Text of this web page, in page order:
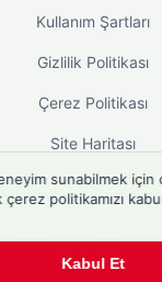
Kullanım Şartları
Gizlilik Politikası
Çerez Politikası
Site Haritası
Türkiye'ninBiyografi
sunabilmek için
çerez politikamızı
Kabul Et